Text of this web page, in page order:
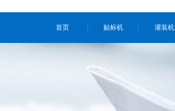
首页 贴标机 灌装机